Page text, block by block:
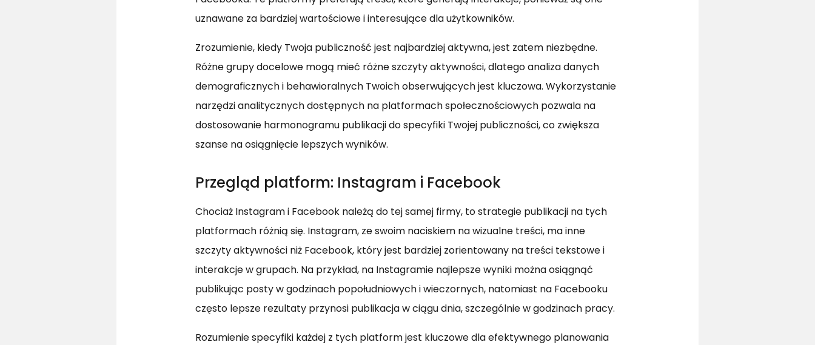
uznawane za bardziej wartościowe i interesujące dla użytkowników.
Zrozumienie, kiedy Twoja publiczność jest najbardziej aktywna, jest zatem niezbędne.
Różne grupy docelowe mogą mieć różne szczyty aktywności, dlatego analiza danych
demograficznych i behawioralnych Twoich obserwujących jest kluczowa. Wykorzystanie
narzędzi analitycznych dostępnych na platformach społecznościowych pozwala na
dostosowanie harmonogramu publikacji do specyfiki Twojej publiczności, co zwiększa
szanse na osiągnięcie lepszych wyników.
Przegląd platform: Instagram i Facebook
Chociaż Instagram i Facebook należą do tej samej firmy, to strategie publikacji na tych
platformach różnią się. Instagram, ze swoim naciskiem na wizualne treści, ma inne
szczyty aktywności niż Facebook, który jest bardziej zorientowany na treści tekstowe i
interakcje w grupach. Na przykład, na Instagramie najlepsze wyniki można osiągnąć
publikując posty w godzinach popołudniowych i wieczornych, natomiast na Facebooku
często lepsze rezultaty przynosi publikacja w ciągu dnia, szczególnie w godzinach pracy.
Rozumienie specyfiki każdej z tych platform jest kluczowe dla efektywnego planowania